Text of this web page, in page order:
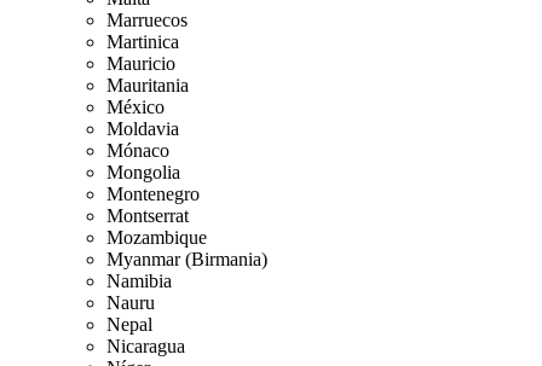
Marruecos
Martinica
Mauricio
Mauritania
México
Moldavia
Mónaco
Mongolia
Montenegro
Montserrat
Mozambique
Myanmar (Birmania)
Namibia
Nauru
Nepal
Nicaragua